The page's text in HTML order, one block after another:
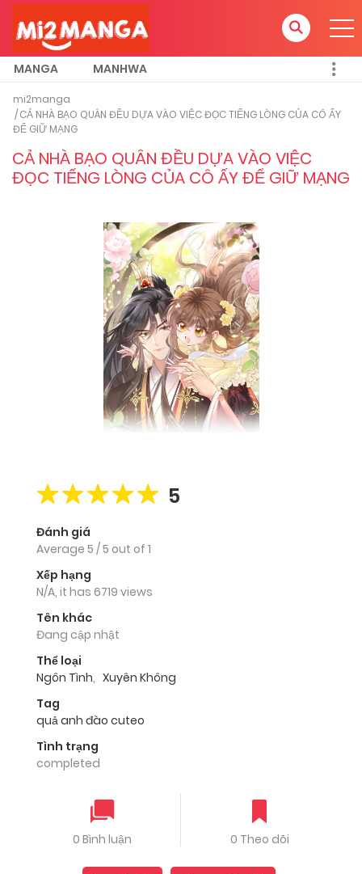
MANGA MANHWA
mi2manga
CẢ NHÀ BẠO QUÂN ĐỀU DỰA VÀO VIỆC ĐỌC TIẾNG LÒNG CỦA CÔ ẤY
ĐỂ GIỮ MẠNG
CẢ NHÀ BẠO QUÂN ĐỀU DỰA VÀO VIỆC
ĐỌC TIẾNG LÒNG CỦA CÔ ẤY ĐỂ GIỮ MẠNG
5
Đánh giá
Average 5 /5 out of 1
Xếp hạng
N/A, it has 6719 views
Tên khác
Đang cập nhật
Thể loại
Ngôn Tình, Xuyên Không
Tag
quả anh đào cuteo
Tình trạng
completed
0 Bình luận 0 Theo dõi